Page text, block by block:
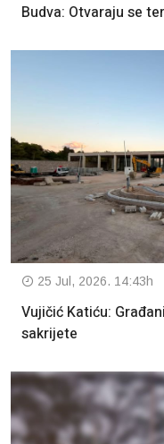
Budva: Otvaraju se
25 Jul, 2026. 14:43h
Vujičić Katiću:
sakrijete